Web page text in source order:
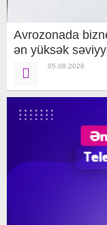
Avrozonada
ən yüksək
05.08.2026